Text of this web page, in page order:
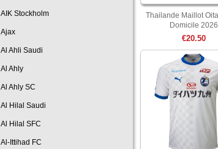
AIK Stockholm
Ajax
Al Ahli Saudi
Al Ahly
Al Ahly SC
Al Hilal Saudi
Al Hilal SFC
Al-Ittihad FC
Thailande Maillot
Domicile 2026
€20.50